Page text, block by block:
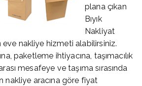
plana çıkan
Bıyık
Nakliyat
nakliye hizmeti alabilirsiniz.
paketleme ihtiyacına, taşımacılık
mesafeye ve taşıma sırasında
nakliye aracına göre fiyat